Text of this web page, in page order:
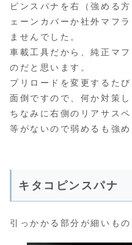
ピンスパナを右（強める
ェーンカバーか社外マフ
ませんでした。
車載工具だから、純正マ
のだと思います。
プリロードを変更するた
面倒ですので、何か対策し
ちなみに右側のリアサス
等がないので弱めるも強め
キタコピンスパナ
引っかかる部分が細いもの